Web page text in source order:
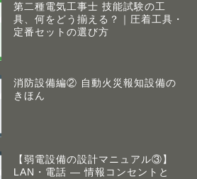
第二種電気工事士 技能試験の工
具、何をどう揃える？｜圧着工具・
定番セットの選び方
消防設備編② 自動火災報知設備の
きほん
【弱電設備の設計マニュアル③】
LAN・電話 ― 情報コンセントと